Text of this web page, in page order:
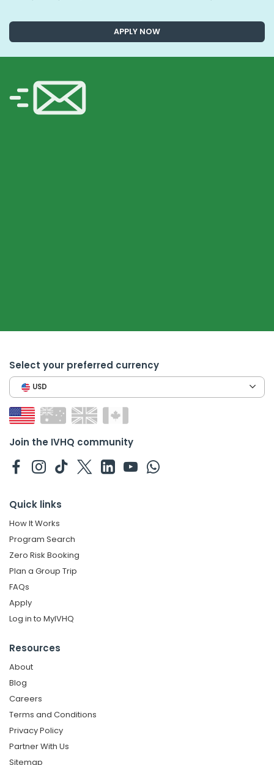
APPLY NOW
Select your preferred currency
USD
Join the IVHQ community
Quick links
How It Works
Program Search
Zero Risk Booking
Plan a Group Trip
FAQs
Apply
Log in to MyIVHQ
Resources
About
Blog
Careers
Terms and Conditions
Privacy Policy
Partner With Us
Sitemap